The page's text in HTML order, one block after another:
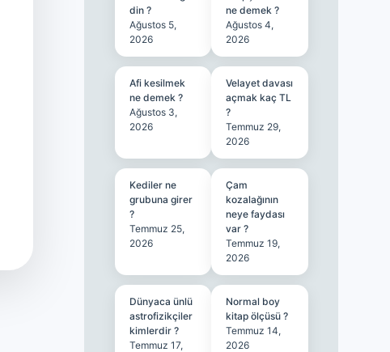
din ?
Ağustos 5,
2026
ne demek ?
Ağustos 4,
2026
Afi kesilmek
ne demek ?
Ağustos 3,
2026
Velayet davası
açmak kaç TL
?
Temmuz 29,
2026
Kediler ne
grubuna girer
?
Temmuz 25,
2026
Çam
kozalağının
neye faydası
var ?
Temmuz 19,
2026
Dünyaca ünlü
astrofizikçiler
kimlerdir ?
Temmuz 17,
Normal boy
kitap ölçüsü ?
Temmuz 14,
2026